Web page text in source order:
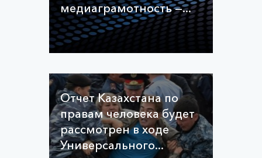
медиаграмотность —...
Отчет Казахстана по
правам человека будет
рассмотрен в ходе
Универсального...